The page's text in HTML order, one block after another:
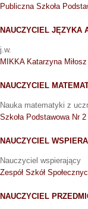
Publiczna Szkoła
NAUCZYCIEL JĘZYKA
j.w.
MIKKA Katarzyna Miłosz
NAUCZYCIEL
Nauka matematyki z
Szkoła Podstawowa Nr
NAUCZYCIEL
Nauczyciel wspierający
Zespół Szkół
NAUCZYCIEL